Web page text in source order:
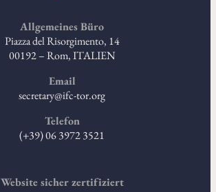
Allgemeines Büro
Piazza del Risorgimento, 14
00192 – Rom, ITALIEN
Email
secretary@ifc-tor.org
Telefon
(+39) 06 3972 3521
Website sicher zertifiziert